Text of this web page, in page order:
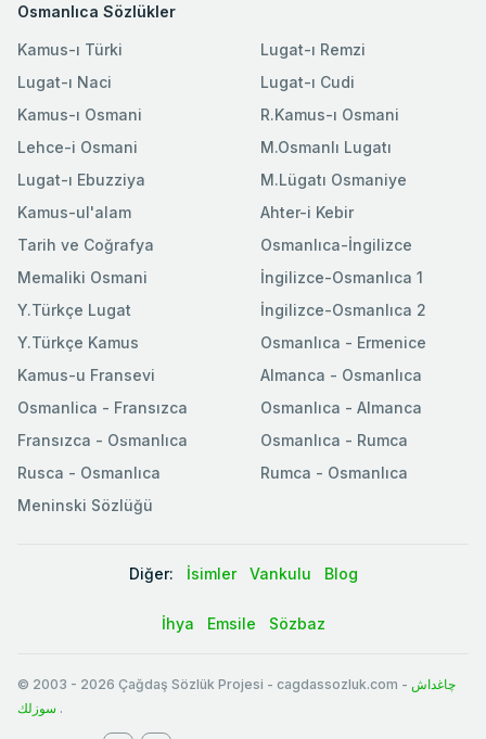
Osmanlıca Sözlükler
Kamus-ı Türki
Lugat-ı Naci
Kamus-ı Osmani
Lehce-i Osmani
Lugat-ı Ebuzziya
Lugat-ı Remzi
Lugat-ı Cudi
R.Kamus-ı Osmani
M.Osmanlı Lugatı
M.Lügatı Osmaniye
Kamus-ul'alam
Tarih ve Coğrafya
Memaliki Osmani
Y.Türkçe Lugat
Y.Türkçe Kamus
Ahter-i Kebir
Osmanlıca-İngilizce
İngilizce-Osmanlıca 1
İngilizce-Osmanlıca 2
Osmanlıca - Ermenice
Kamus-u Fransevi
Osmanlica - Fransızca
Fransızca - Osmanlıca
Rusca - Osmanlıca
Meninski Sözlüğü
Almanca - Osmanlıca
Osmanlıca - Almanca
Osmanlıca - Rumca
Rumca - Osmanlıca
Diğer: İsimler Vankulu Blog
İhya Emsile Sözbaz
© 2003 - 2026 Çağdaş Sözlük Projesi - cagdassozluk.com - چاغداش
سوزلك .